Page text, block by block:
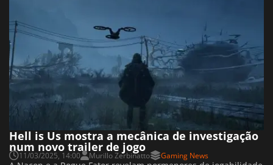
Hell is Us mostra a mecânica de investigação
num novo trailer de jogo
11/03/2025, 14:00 Murillo Zerbinatto Gaming News